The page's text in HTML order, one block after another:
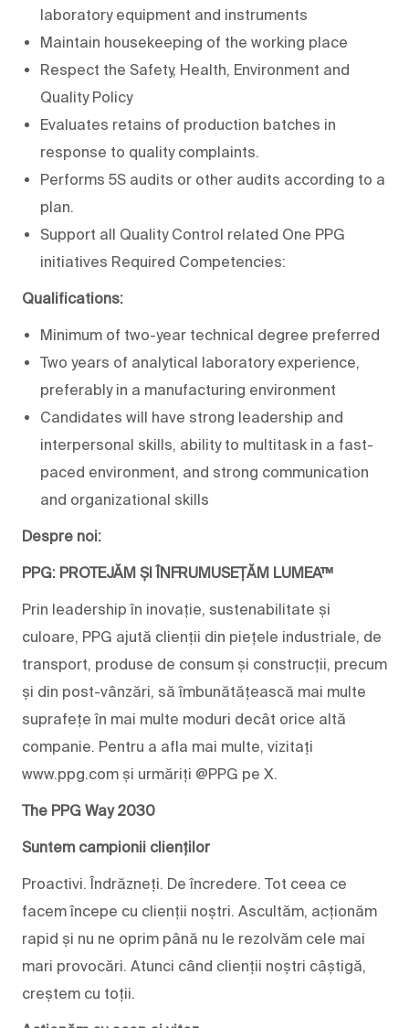
laboratory equipment and instruments
Maintain housekeeping of the working place
Respect the Safety, Health, Environment and
Quality Policy
Evaluates retains of production batches in
response to quality complaints.
Performs 5S audits or other audits according to a
plan.
Support all Quality Control related One PPG
initiatives Required Competencies:
Qualifications:
Minimum of two-year technical degree preferred
Two years of analytical laboratory experience,
preferably in a manufacturing environment
Candidates will have strong leadership and
interpersonal skills, ability to multitask in a fast-
paced environment, and strong communication
and organizational skills
Despre noi:
PPG: PROTEJĂM ȘI ÎNFRUMUSEȚĂM LUMEA™
Prin leadership în inovație, sustenabilitate și
culoare, PPG ajută clienții din piețele industriale, de
transport, produse de consum și construcții, precum
și din post-vânzări, să îmbunătățească mai multe
suprafețe în mai multe moduri decât orice altă
companie. Pentru a afla mai multe, vizitați
www.ppg.com și urmăriți @PPG pe X.
The PPG Way 2030
Suntem campionii clienților
Proactivi. Îndrăzneți. De încredere. Tot ceea ce
facem începe cu clienții noștri. Ascultăm, acționăm
rapid și nu ne oprim până nu le rezolvăm cele mai
mari provocări. Atunci când clienții noștri câștigă,
creștem cu toții.